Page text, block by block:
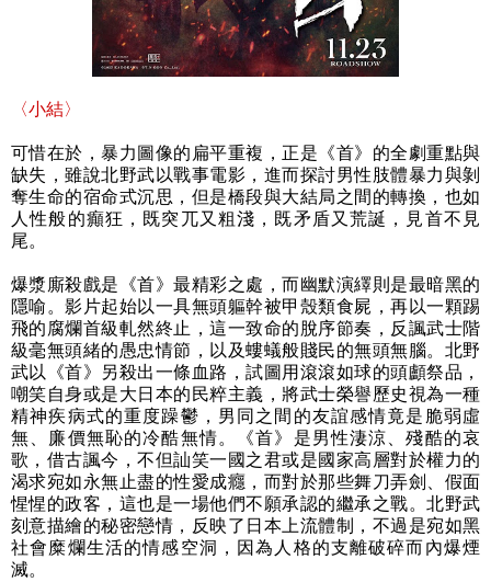
〈小結〉
可惜在於，暴力圖像的扁平重複，正是《首》的全劇重點與
缺失，雖說北野武以戰事電影，進而探討男性肢體暴力與剝
奪生命的宿命式沉思，但是橋段與大結局之間的轉換，也如
人性般的癲狂，既突兀又粗淺，既矛盾又荒誕，見首不見
尾。
爆漿廝殺戲是《首》最精彩之處，而幽默演繹則是最暗黑的
隱喻。影片起始以一具無頭軀幹被甲殼類食屍，再以一顆踢
飛的腐爛首級軋然終止，這一致命的脫序節奏，反諷武士階
級毫無頭緒的愚忠情節，以及螻蟻般賤民的無頭無腦。北野
武以《首》另殺出一條血路，試圖用滾滾如球的頭顱祭品，
嘲笑自身或是大日本的民粹主義，將武士榮譽歷史視為一種
精神疾病式的重度躁鬱，男同之間的友誼感情竟是脆弱虛
無、廉價無恥的冷酷無情。《首》是男性淒涼、殘酷的哀
歌，借古諷今，不但訕笑一國之君或是國家高層對於權力的
渴求宛如永無止盡的性愛成癮，而對於那些舞刀弄劍、假面
惺惺的政客，這也是一場他們不願承認的繼承之戰。北野武
刻意描繪的秘密戀情，反映了日本上流體制，不過是宛如黑
社會糜爛生活的情感空洞，因為人格的支離破碎而內爆煙
滅。